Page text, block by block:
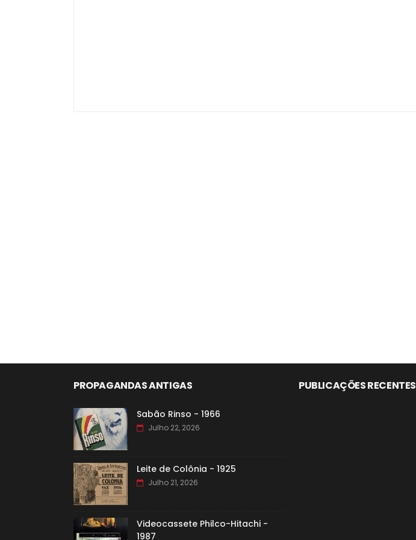
PROPAGANDAS ANTIGAS
Sabão Rinso - 1966
Julho 22, 2026
Leite de Colônia - 1925
Julho 21, 2026
Videocassete Philco-Hitachi -
1987
PUBLICAÇÕES RECENTES